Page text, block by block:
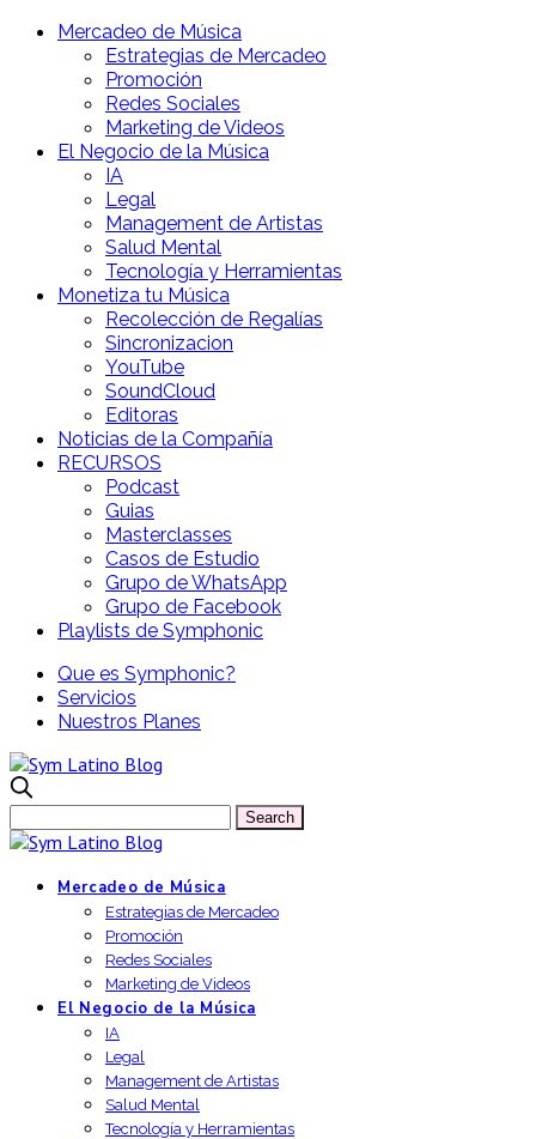
Mercadeo de Música
Estrategias de Mercadeo
Promoción
Redes Sociales
Marketing de Videos
El Negocio de la Música
IA
Legal
Management de Artistas
Salud Mental
Tecnología y Herramientas
Monetiza tu Música
Recolección de Regalías
Sincronizacion
YouTube
SoundCloud
Editoras
Noticias de la Compañía
RECURSOS
Podcast
Guias
Masterclasses
Casos de Estudio
Grupo de WhatsApp
Grupo de Facebook
Playlists de Symphonic
Que es Symphonic?
Servicios
Nuestros Planes
Mercadeo de Música
Estrategias de Mercadeo
Promoción
Redes Sociales
Marketing de Videos
El Negocio de la Música
IA
Legal
Management de Artistas
Salud Mental
Tecnología y Herramientas